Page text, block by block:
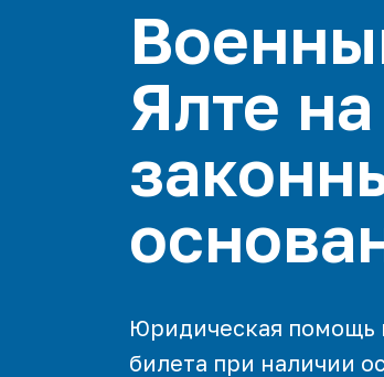
Ялте на
Юридическая помощь
билета при наличии